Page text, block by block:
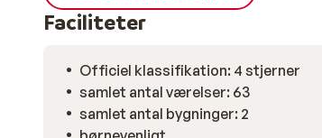
Faciliteter
Officiel klassifikation: 4 stjerner
samlet antal værelser: 63
samlet antal bygninger: 2